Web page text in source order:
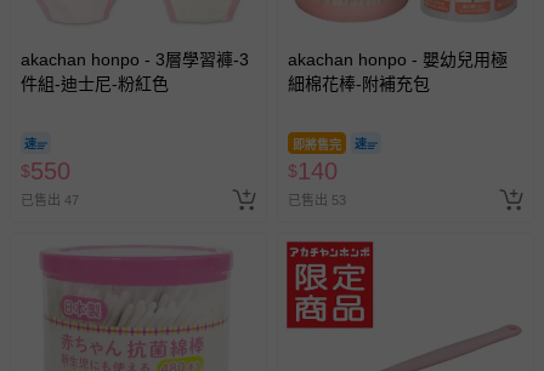
akachan honpo - 3層學習褲-3
件組-迪士尼-粉紅色
$550
已售出 47
akachan honpo - 嬰幼兒用極
細棉花棒-附補充包
即將售完
$140
已售出 53